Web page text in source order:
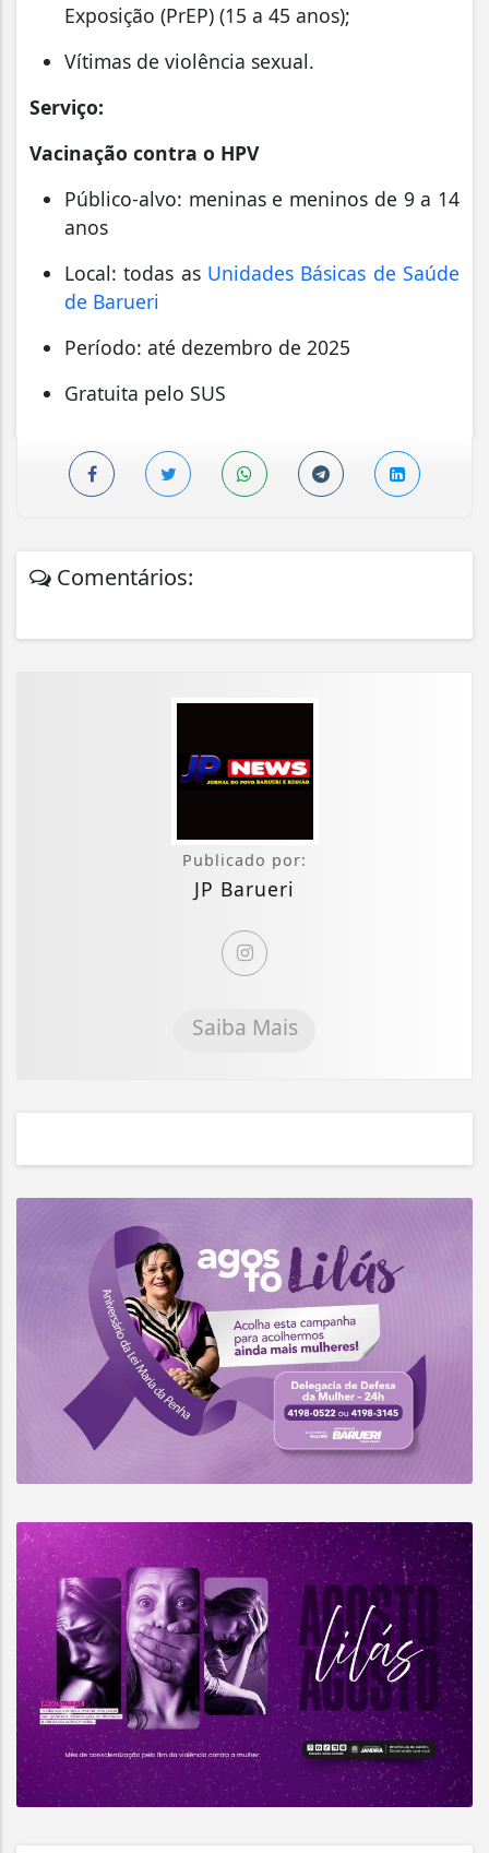
Exposição (PrEP) (15 a 45 anos);
Vítimas de violência sexual.
Serviço:
Vacinação contra o HPV
Público-alvo: meninas e meninos de 9 a 14
anos
Local: todas as Unidades Básicas de Saúde
de Barueri
Período: até dezembro de 2025
Gratuita pelo SUS
Comentários:
Publicado por:
JP Barueri
Saiba Mais